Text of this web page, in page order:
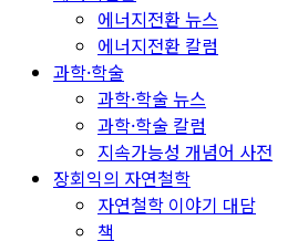
에너지전환 뉴스
에너지전환 칼럼
과학·학술
과학·학술 뉴스
과학·학술 칼럼
지속가능성 개념어 사전
장회익의 자연철학
자연철학 이야기 대담
책